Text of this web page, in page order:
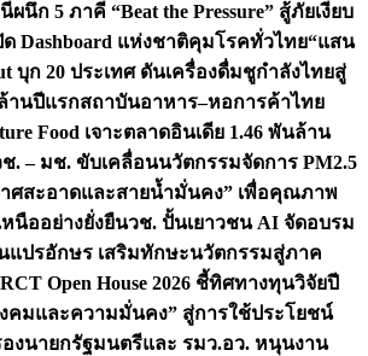
ผนึก 5 ภาคี “Beat the Pressure” สู้ภัยเงียบ
Dashboard แห่งชาติคุมโรคทั่วไทย“แสน
บุก 20 ประเทศ ดันเครื่องดื่มชูกำลังไทยสู่
านปีแรกสถาบันอาหาร–หอการค้าไทย
Food เจาะตลาดอินเดีย 1.46 พันล้าน
. – มช. ขับเคลื่อนนวัตกรรมจัดการ PM2.5
ศสะอาดและสายน้ำมั่นคง” เพื่อคุณภาพ
นืออย่างยั่งยืนวช. ปั้นเยาวชน AI จัดอบรม
แปรอักษร เสริมทักษะนวัตกรรมสู่ภาค
Open House 2026 ชี้ทิศทางทุนวิจัยปี
งคมและความมั่นคง” สู่การใช้ประโยชน์
องนายกรัฐมนตรีและ รมว.อว. หนุนงาน